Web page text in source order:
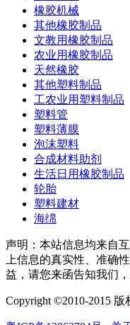
橡胶机械
其他橡胶制品
文教用橡胶制品
农业用橡胶制品
天然橡胶
其他塑料制品
工农业用塑料制品
塑料管
塑料薄膜
泡沫塑料
合成材料助剂
生活日用橡胶制品
轮胎
塑料建材
海绵
声明：本站信息均来自
上信息的真实性、准确
益，请您来函告知我们
Copyright ©2010-2015 版